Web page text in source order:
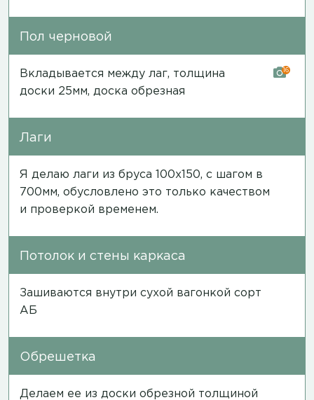
Пол черновой
Вкладывается между лаг, толщина
доски 25мм, доска обрезная
16
Лаги
Я делаю лаги из бруса 100х150, с шагом в
700мм, обусловлено это только качеством
и проверкой временем.
Потолок и стены каркаса
Зашиваются внутри сухой вагонкой сорт
АБ
Обрешетка
Делаем ее из доски обрезной толщиной